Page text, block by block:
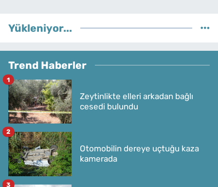
Yükleniyor...
Trend Haberler
Zeytinlikte elleri arkadan bağlı
cesedi bulundu
1
Otomobilin dereye uçtuğu kaza
kamerada
2
3